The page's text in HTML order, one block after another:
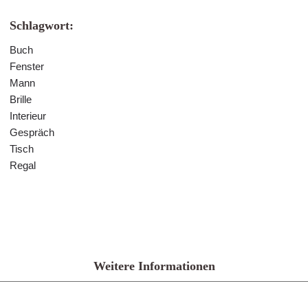
Schlagwort:
Buch
Fenster
Mann
Brille
Interieur
Gespräch
Tisch
Regal
Weitere Informationen